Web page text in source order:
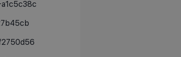
-a1c5c38c
f2750d56